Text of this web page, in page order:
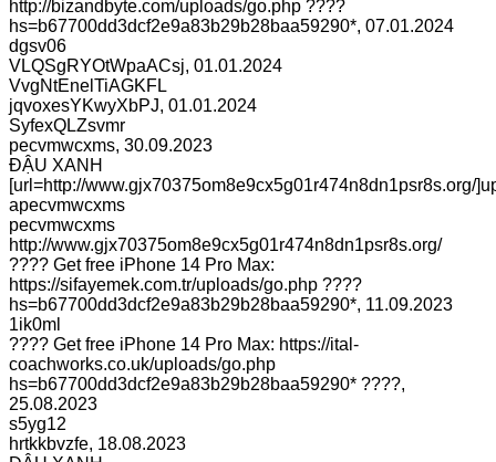
http://bizandbyte.com/uploads/go.php ????
hs=b67700dd3dcf2e9a83b29b28baa59290*, 07.01.2024
dgsv06
VLQSgRYOtWpaACsj, 01.01.2024
VvgNtEnelTiAGKFL
jqvoxesYKwyXbPJ, 01.01.2024
SyfexQLZsvmr
pecvmwcxms, 30.09.2023
ĐẬU XANH
[url=http://www.gjx70375om8e9cx5g01r474n8dn1psr8s.org/
apecvmwcxms
pecvmwcxms
http://www.gjx70375om8e9cx5g01r474n8dn1psr8s.org/
???? Get free iPhone 14 Pro Max:
https://sifayemek.com.tr/uploads/go.php ????
hs=b67700dd3dcf2e9a83b29b28baa59290*, 11.09.2023
1ik0ml
???? Get free iPhone 14 Pro Max: https://ital-
coachworks.co.uk/uploads/go.php
hs=b67700dd3dcf2e9a83b29b28baa59290* ????,
25.08.2023
s5yg12
hrtkkbvzfe, 18.08.2023